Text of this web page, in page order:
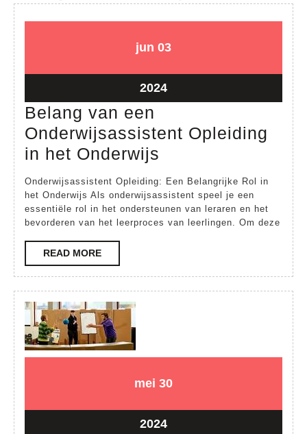
jun 03
2024
0303
202403
juni
2024
Belang van een
Onderwijsassistent Opleiding
in het Onderwijs
van
een
het
Onderwijs
Onderwijsassistent Opleiding: Een Belangrijke Rol in
het Onderwijs Als onderwijsassistent speel je een
essentiële rol in het ondersteunen van leraren en het
bevorderen van het leerproces van leerlingen. Om deze
READ MOREREAD
MORE
mei 30
2024
3030
202430